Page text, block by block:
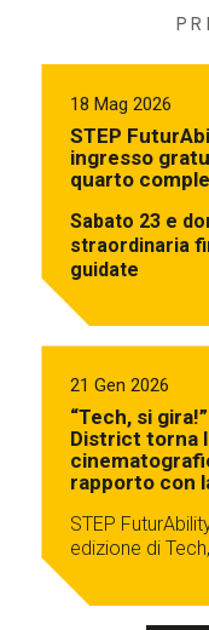
18 Mag 2026
STEP
ingresso
quarto
Sabato 23 e
straordinaria
guidate
21 Gen 2026
“Tech, si
District torna
rapporto con
STEP
edizione di